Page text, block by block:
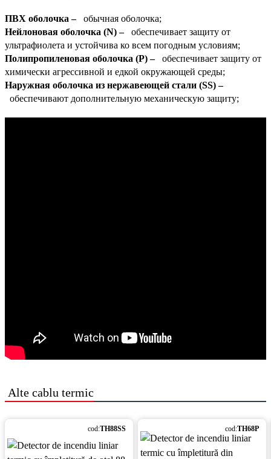
ПВХ оболочка –
обычная оболочка;
Нейлоновая оболочка (N) –
обеспечивает защиту от
ультрафиолета и устойчива ко всем погодным условиям;
Полипропиленовая оболочка (P) –
обеспечивает защиту от
химически агрессивной и едкой окружающей среды;
Наружная оболочка из нержавеющей стали (SS) –
обеспечивают дополнительную механическую защиту;
Alte cablu termic
cod:ТH88SS cod:ТH68P